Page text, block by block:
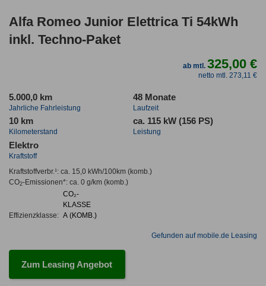
Alfa Romeo Junior Elettrica Ti 54kWh
inkl. Techno-Paket
ab mtl.325,00 €
netto mtl. 273,11 €
5.000,0 km
Jahrliche Fahrleistung
48 Monate
Laufzeit
10 km
Kilometerstand
ca. 115 kW (156 PS)
Leistung
Elektro
Kraftstoff
Kraftstoffverbr.¹: ca. 15,0 kWh/100km(komb.)
CO2-Emissionen*: ca. 0 g/km(komb.)
Effizienzklasse:
CO₂-
KLASSE
A (KOMB.)
Gefunden auf mobile.de Leasing
Zum Leasing Angebot